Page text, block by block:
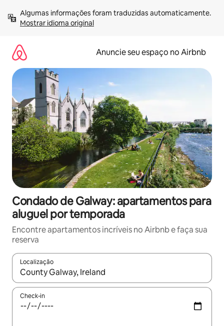
para
Mostrar idioma original
Anuncie seu espaço no Airbnb
Condado de Galway: apartamentos para
aluguel por temporada
Encontre apartamentos incríveis no Airbnb e faça sua
reserva
Localização
Quando os resultados estiverem disponíveis, explore-os
Check-in